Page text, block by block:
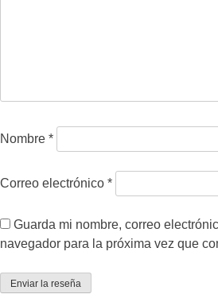
Nombre *
Correo electrónico *
Guarda mi nombre, correo
navegador para la próxima vez que